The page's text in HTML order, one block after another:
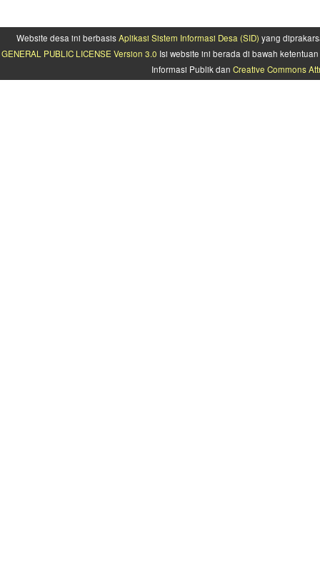
Website desa ini berbasisAplikasi Sistem Informasi Desa (SID) yang
GENERAL PUBLIC LICENSE Version 3.0 Isi website ini berada di bawah
Informasi Publik dan Creative Commons